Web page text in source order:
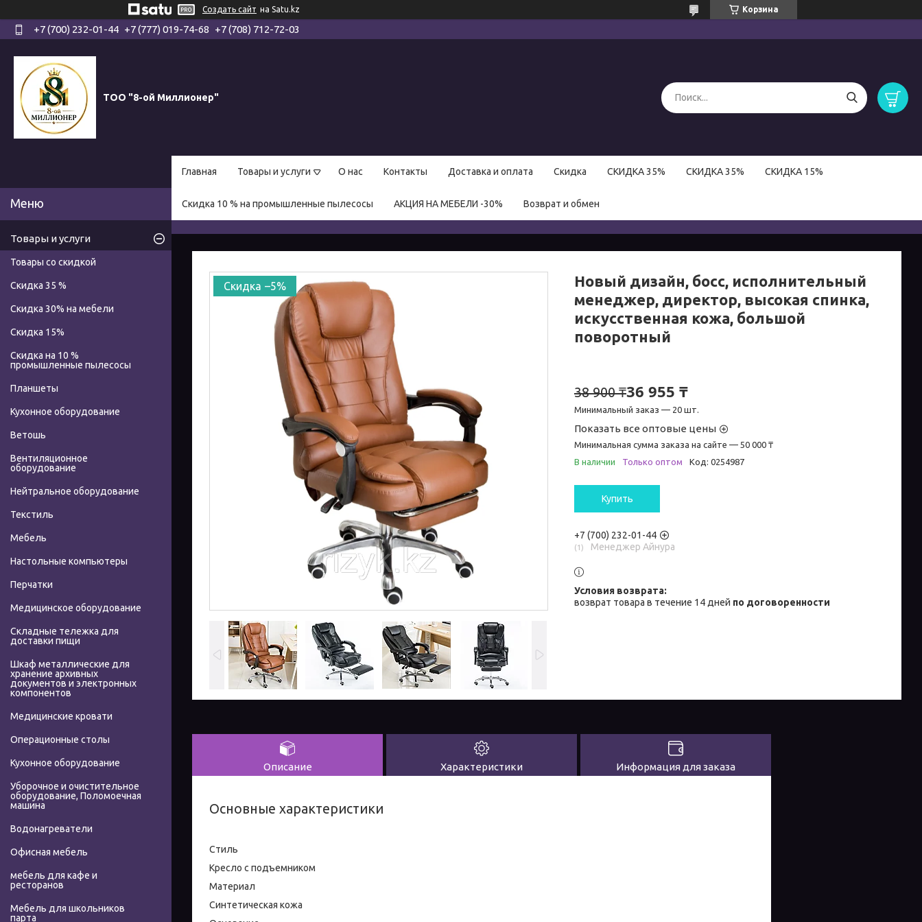
Создать сайт на Satu.kz Корзина
+7 (700) 232-01-44 +7 (777) 019-74-68 +7 (708) 712-72-03
ТОО "8-ой Миллионер"
Главная Товары и услуги О нас Контакты Доставка и оплата Скидка СКИДКА 35% СКИДКА 35% СКИДКА 15%
Скидка 10 % на промышленные пылесосы АКЦИЯ НА МЕБЕЛИ -30% Возврат и обмен
–5%
Новый дизайн, босс, исполнительный
менеджер, директор, высокая спинка,
искусственная кожа, большой
поворотный
38 900 ₸36 955 ₸
Минимальный заказ — 20 шт.
Показать все оптовые цены
Минимальная сумма заказа на сайте — 50 000 ₸
В наличии
Только оптом Код: 0254987
Купить
+7 (700) 232-01-44
1 Менеджер Айнура
возврат товара в течение 14 дней по договоренности
Описание Характеристики Информация для заказа
Основные характеристики
Стиль
Кресло с подъемником
Материал
Синтетическая кожа
Товары и услуги
Товары со скидкой
Скидка 35 %
Скидка 30% на мебели
Скидка 15%
Скидка на 10 %
промышленные пылесосы
Планшеты
Кухонное оборудование
Ветошь
Вентиляционное
оборудование
Нейтральное оборудование
Текстиль
Мебель
Настольные компьютеры
Перчатки
Медицинское оборудование
Складные тележка для
доставки пищи
Шкаф металлические для
хранение архивных
документов и электронных
компонентов
Медицинские кровати
Операционные столы
Кухонное оборудование
Уборочное и очистительное
оборудование, Поломоечная
машина
Водонагреватели
Офисная мебель
мебель для кафе и
ресторанов
Мебель для школьников
парта